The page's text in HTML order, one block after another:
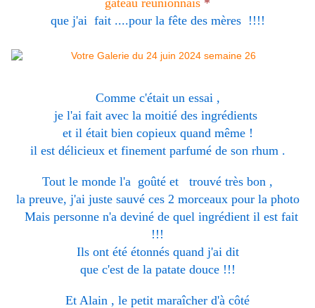
que j'ai fait ....pour la fête des mères !!!!
Comme c'était un essai ,
je l'ai fait avec la moitié des ingrédients
et il était bien copieux quand même !
il est délicieux et finement parfumé de son rhum .
Tout le monde l'a goûté et trouvé très bon ,
la preuve, j'ai juste sauvé ces 2 morceaux pour la photo
Mais personne n'a deviné de quel ingrédient il est fait
!!!
Ils ont été étonnés quand j'ai dit
que c'est de la patate douce !!!
Et Alain , le petit maraîcher d'à côté